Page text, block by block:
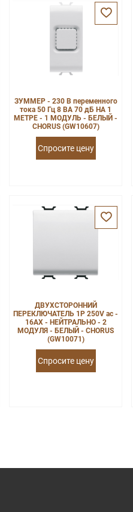
ЗУММЕР - 230 В переменного
тока 50 Гц 8 ВА 70 дБ НА 1
МЕТРЕ - 1 МОДУЛЬ - БЕЛЫЙ -
CHORUS (GW10607)
Спросите цену
ДВУХСТОРОННИЙ
ПЕРЕКЛЮЧАТЕЛЬ 1P 250V ac -
16AX - НЕЙТРАЛЬНО - 2
МОДУЛЯ - БЕЛЫЙ - CHORUS
(GW10071)
Спросите цену